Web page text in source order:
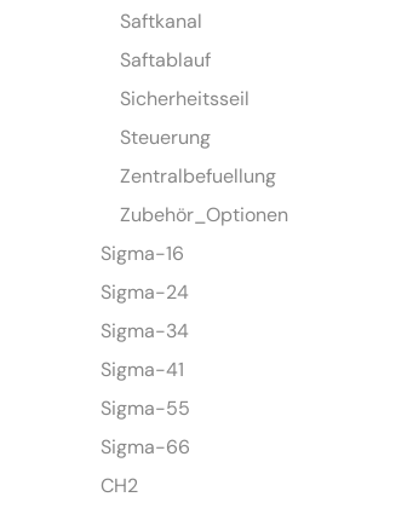
Saftkanal
Saftablauf
Sicherheitsseil
Steuerung
Zentralbefuellung
Zubehör_Optionen
Sigma-16
Sigma-24
Sigma-34
Sigma-41
Sigma-55
Sigma-66
CH2